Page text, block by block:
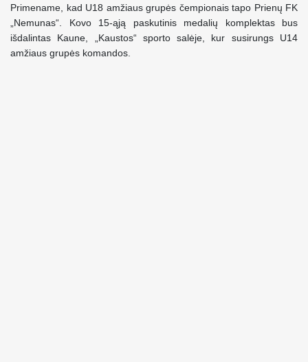
Primename, kad U18 amžiaus grupės čempionais tapo Prienų FK
„Nemunas“. Kovo 15-ąją paskutinis medalių komplektas bus
išdalintas Kaune, „Kaustos“ sporto salėje, kur susirungs U14
amžiaus grupės komandos.